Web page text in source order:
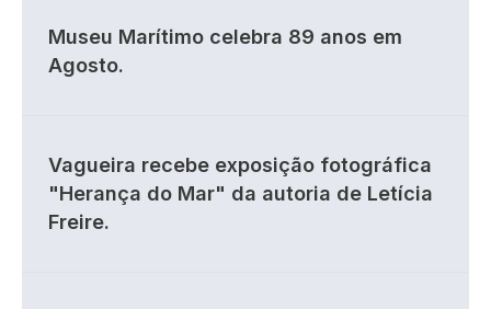
Museu Marítimo celebra 89 anos em
Agosto.
Vagueira recebe exposição fotográfica
"Herança do Mar" da autoria de Letícia
Freire.